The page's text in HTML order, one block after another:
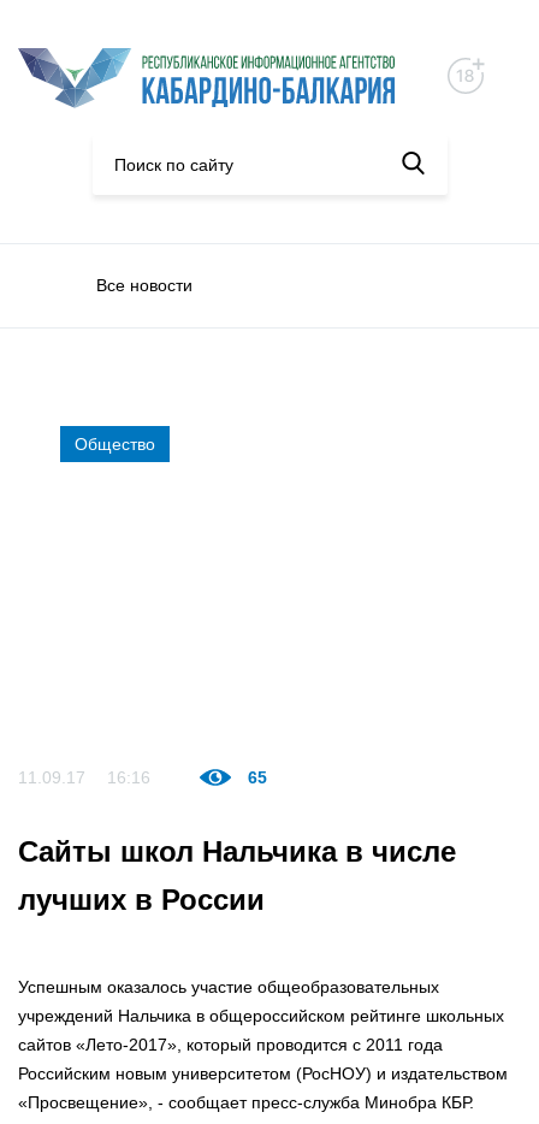
Все новости
Общество
11.09.17 16:16 65
Сайты школ Нальчика в числе
лучших в России
Успешным оказалось участие общеобразовательных
учреждений Нальчика в общероссийском рейтинге школьных
сайтов «Лето-2017», который проводится с 2011 года
Российским новым университетом (РосНОУ) и издательством
«Просвещение», - сообщает пресс-служба Минобра КБР.